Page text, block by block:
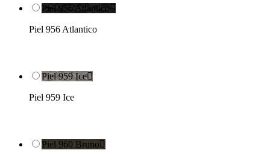
Piel 956 Atlantico 
Piel 956 Atlantico
Piel 959 Ice
Piel 959 Ice
Piel 960 Bruno